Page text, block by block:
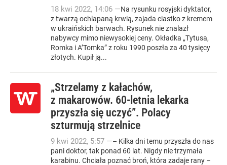
18 kwi 2022, 14:06 —Na rysunku rosyjski dyktator,
z twarzą ochlapaną krwią, zajada ciastko z kremem
w ukraińskich barwach. Rysunek nie znalazł
nabywcy mimo niewysokiej ceny. Okładka „Tytusa,
Romka i A’Tomka” z roku 1990 poszła za 40 tysięcy
złotych. Kupił ją...
„Strzelamy z kałachów,
z makarowów. 60-letnia lekarka
przyszła się uczyć”. Polacy
szturmują strzelnice
9 kwi 2022, 5:57 —– Kilka dni temu przyszła do nas
pani doktor, tak ponad 60 lat. Nigdy nie trzymała
karabinu. Chciała poznać broń, która zadaje rany –